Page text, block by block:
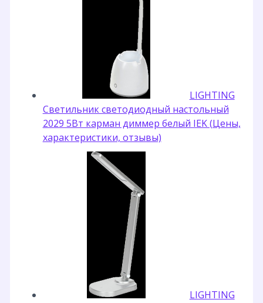
LIGHTING
Светильник светодиодный настольный
2029 5Вт карман диммер белый IEK (Цены,
характеристики, отзывы)
LIGHTING